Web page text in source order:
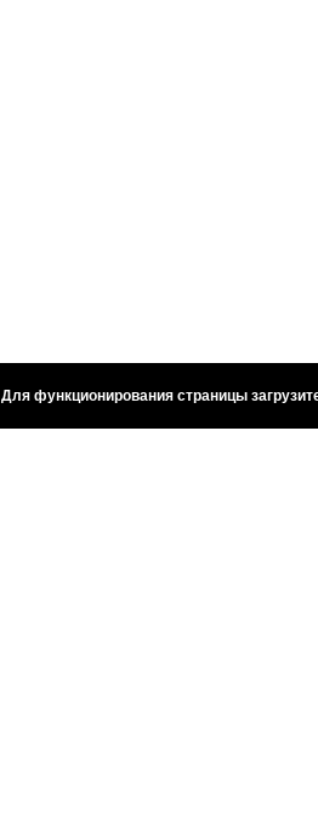
Для функционирования страницы